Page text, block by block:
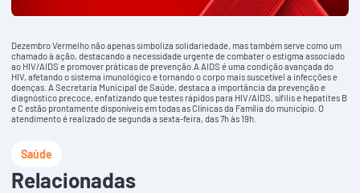
Dezembro Vermelho não apenas simboliza solidariedade, mas também serve como um
chamado à ação, destacando a necessidade urgente de combater o estigma associado
ao HIV/AIDS e promover práticas de prevenção.A AIDS é uma condição avançada do
HIV, afetando o sistema imunológico e tornando o corpo mais suscetível a infecções e
doenças. A Secretaria Municipal de Saúde, destaca a importância da prevenção e
diagnóstico precoce, enfatizando que testes rápidos para HIV/AIDS, sífilis e hepatites B
e C estão prontamente disponíveis em todas as Clínicas da Família do município. O
atendimento é realizado de segunda a sexta-feira, das 7h às 19h.
Saúde
Relacionadas